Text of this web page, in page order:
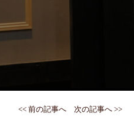
<< 前の記事へ 次の記事へ >>